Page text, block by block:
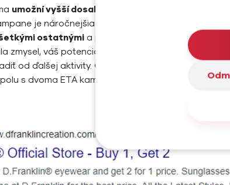
umožní vyšší dosah
je náročnejšia príprava podkladov, pretože
ostatnými a poskytovať jasné posolstvo.
zmysel, váš potenciálny zákazník nemusí
od ďalšej aktivity. Google odporúča zahrnúť
s dvoma ETA kampaňami.